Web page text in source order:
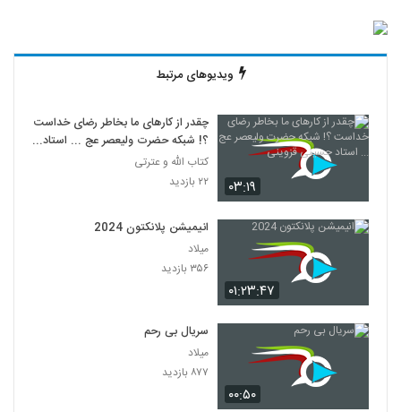
ویدیوهای مرتبط
۰۳:۱۹
چقدر از کارهای ما بخاطر رضای خداست
؟! شبکه حضرت ولیعصر عج ... استاد
حسینی قزوینی
کتاب الله و عترتی
۲۲ بازدید
۰۱:۲۳:۴۷
انیمیشن پلانکتون 2024
میلاد
۳۵۶ بازدید
۰۰:۵۰
سریال بی رحم
میلاد
۸۷۷ بازدید